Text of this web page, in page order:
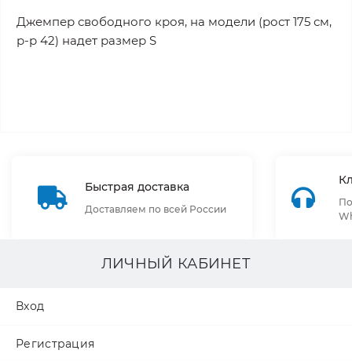
Джемпер свободного кроя, на модели (рост 175 см,
р-р 42) надет размер S
Быстрая доставка
Доставляем по всей России
ЛИЧНЫЙ КАБИНЕТ
Вход
Регистрация